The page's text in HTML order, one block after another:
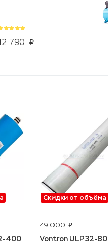
790 p
400
Скидки от объёма
49 000 p
Vontron ULP32-